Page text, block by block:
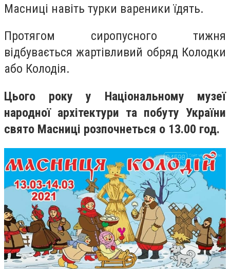
Масниці навіть турки вареники їдять.
Протягом сиропусного тижня
відбувається жартівливий обряд Колодки
або Колодія.
Цього року у Національному музеї
народної архітектури та побуту України
свято Масниці розпочнеться о 13.00 год.